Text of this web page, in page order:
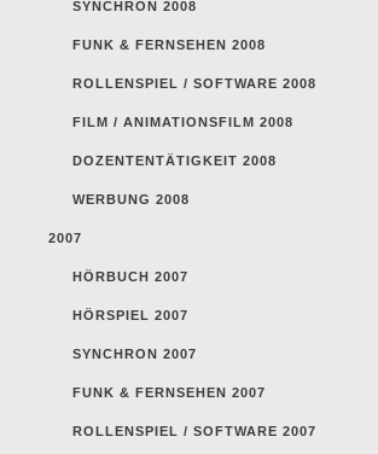
SYNCHRON 2008
FUNK & FERNSEHEN 2008
ROLLENSPIEL / SOFTWARE 2008
FILM / ANIMATIONSFILM 2008
DOZENTENTÄTIGKEIT 2008
WERBUNG 2008
2007
HÖRBUCH 2007
HÖRSPIEL 2007
SYNCHRON 2007
FUNK & FERNSEHEN 2007
ROLLENSPIEL / SOFTWARE 2007